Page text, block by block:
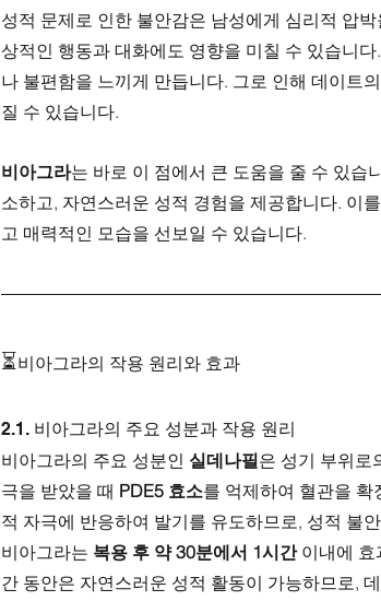
성적 문제로 인한 불안감은 남성에게 심리적 압
상적인 행동과 대화에도 영향을 미칠 수 있습니
나 불편함을 느끼게 만듭니다. 그로 인해 데이트
질 수 있습니다.
비아그라는 바로 이 점에서 큰 도움을 줄 수 있습
소하고, 자연스러운 성적 경험을 제공합니다. 이
고 매력적인 모습을 선보일 수 있습니다.
⏳비아그라의 작용 원리와 효과
2.1. 비아그라의 주요 성분과 작용 원리
비아그라의 주요 성분인 실데나필은 성기 부위로
극을 받았을 때 PDE5 효소를 억제하여 혈관을 확
적 자극에 반응하여 발기를 유도하므로, 성적 불
비아그라는 복용 후 약 30분에서 1시간 이내에 효
간 동안은 자연스러운 성적 활동이 가능하므로,